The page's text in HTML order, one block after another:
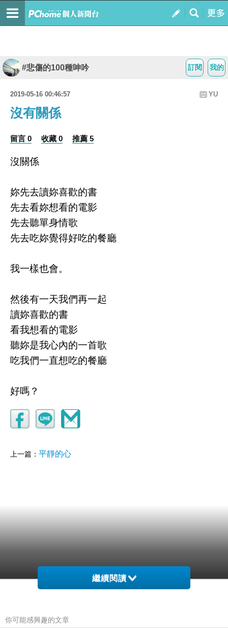
我的
訂閱
#悲傷的100種呻吟
2019-05-16 00:46:57 YU
沒有關係
留言 0 收藏 0 推薦 5
沒關係
妳先去讀妳喜歡的書
先去看妳想看的電影
先去聽單身情歌
先去吃妳覺得好吃的餐廳
我一樣也會。
然後有一天我們再一起
讀妳喜歡的書
看我想看的電影
聽妳是我心內的一首歌
吃我們一直想吃的餐廳
好嗎？
上一篇： 平靜的心
繼續閱讀
你可能感興趣的文章